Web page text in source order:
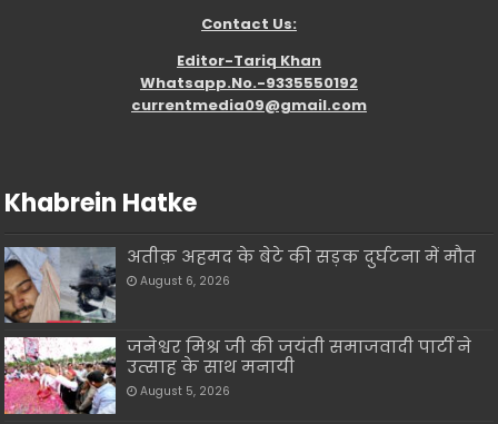
Contact Us:
Editor-Tariq Khan
Whatsapp.No.-9335550192
currentmedia09@gmail.com
Khabrein Hatke
अतीक़ अहमद के बेटे की सड़क दुर्घटना में मौत
August 6, 2026
जनेश्वर मिश्र जी की जयंती समाजवादी पार्टी ने
उत्साह के साथ मनायी
August 5, 2026